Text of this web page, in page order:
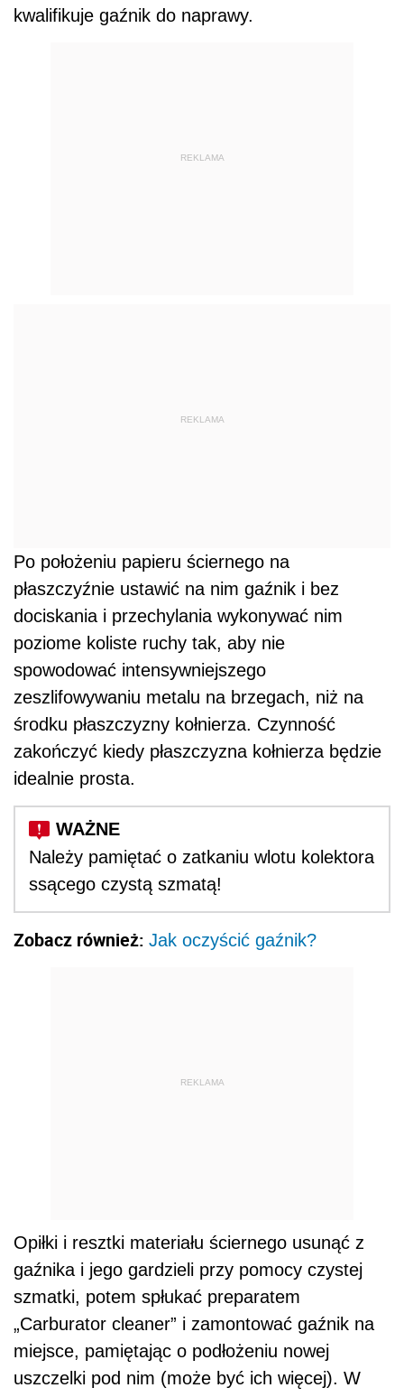
kwalifikuje gaźnik do naprawy.
REKLAMA
REKLAMA
Po położeniu papieru ściernego na
płaszczyźnie ustawić na nim gaźnik i bez
dociskania i przechylania wykonywać nim
poziome koliste ruchy tak, aby nie
spowodować intensywniejszego
zeszlifowywaniu metalu na brzegach, niż na
środku płaszczyzny kołnierza. Czynność
zakończyć kiedy płaszczyzna kołnierza będzie
idealnie prosta.
Należy pamiętać o zatkaniu wlotu kolektora
ssącego czystą szmatą!
Zobacz również: Jak oczyścić gaźnik?
REKLAMA
Opiłki i resztki materiału ściernego usunąć z
gaźnika i jego gardzieli przy pomocy czystej
szmatki, potem spłukać preparatem
„Carburator cleaner” i zamontować gaźnik na
miejsce, pamiętając o podłożeniu nowej
uszczelki pod nim (może być ich więcej). W